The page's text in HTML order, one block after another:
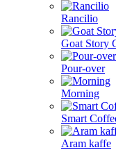
Rancilio
Goat Story
Pour-over
Morning
Smart
Aram kaffe